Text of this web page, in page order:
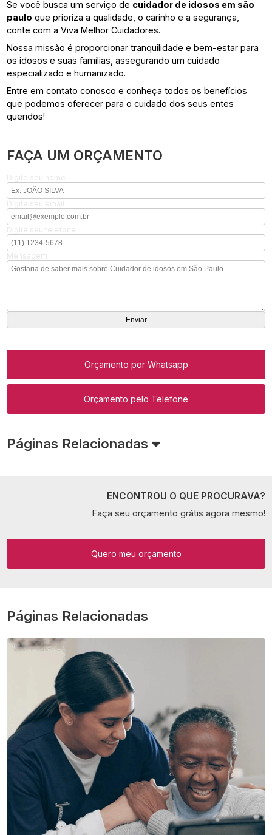
Se você busca um serviço de cuidador de idosos em são
paulo que prioriza a qualidade, o carinho e a segurança,
conte com a Viva Melhor Cuidadores.
Nossa missão é proporcionar tranquilidade e bem-estar para
os idosos e suas famílias, assegurando um cuidado
especializado e humanizado.
Entre em contato conosco e conheça todos os benefícios
que podemos oferecer para o cuidado dos seus entes
queridos!
FAÇA UM ORÇAMENTO
Orçamento por Whatsapp
Orçamento pelo Telefone
Páginas Relacionadas
ENCONTROU O QUE PROCURAVA?
Faça seu orçamento grátis agora mesmo!
Quero meu orçamento
Páginas Relacionadas